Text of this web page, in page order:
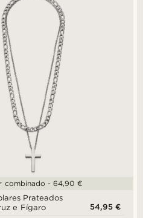
Prateados
e Fígaro
54,95 €
combinado - 64,90 €